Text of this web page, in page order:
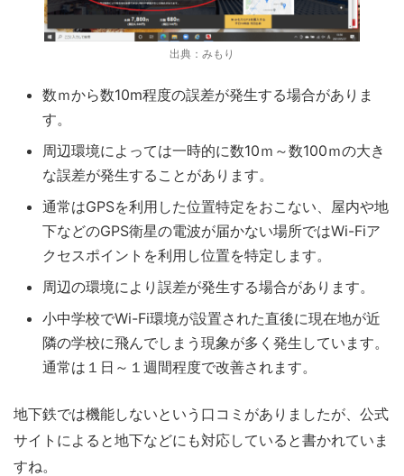
出典：みもり
数ｍから数10m程度の誤差が発生する場合がありま
す。
周辺環境によっては一時的に数10ｍ～数100ｍの大き
な誤差が発生することがあります。
通常はGPSを利用した位置特定をおこない、 屋内や地
下などのGPS衛星の電波が届かない場所ではWi-Fiア
クセスポイントを利用し位置を特定します。
周辺の環境により誤差が発生する場合があります。
小中学校でWi-Fi環境が設置された直後に現在地が近
隣の学校に飛んでしまう 現象が多く発生しています。
通常は１日～１週間程度で改善されます。
地下鉄では機能しないという口コミがありましたが、公式
サイトによると地下などにも対応していると書かれていま
すね。